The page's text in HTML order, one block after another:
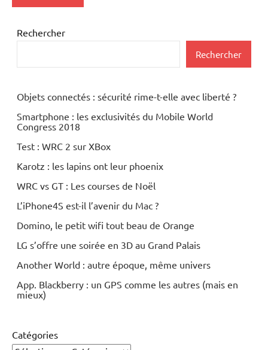
Inclassables
Rechercher
Rechercher
Objets connectés : sécurité rime-t-elle avec liberté ?
Smartphone : les exclusivités du Mobile World
Congress 2018
Test : WRC 2 sur XBox
Karotz : les lapins ont leur phoenix
WRC vs GT : Les courses de Noël
L’iPhone4S est-il l’avenir du Mac ?
Domino, le petit wifi tout beau de Orange
LG s’offre une soirée en 3D au Grand Palais
Another World : autre époque, même univers
App. Blackberry : un GPS comme les autres (mais en
mieux)
Catégories